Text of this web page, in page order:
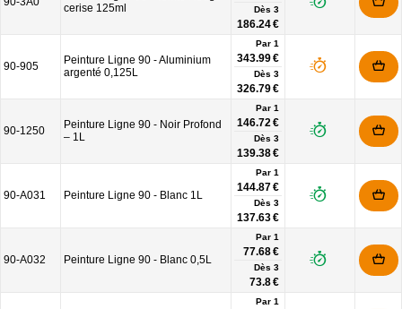
cerise 125ml
Dès 3
186.24 €
90-905
Peinture Ligne 90 - Aluminium
argenté 0,125L
Par 1
343.99 €
Dès 3
326.79 €
90-1250
Peinture Ligne 90 - Noir Profond
– 1L
Par 1
146.72 €
Dès 3
139.38 €
90-A031 Peinture Ligne 90 - Blanc 1L
Par 1
144.87 €
Dès 3
137.63 €
90-A032 Peinture Ligne 90 - Blanc 0,5L
Par 1
77.68 €
Dès 3
73.8 €
Par 1